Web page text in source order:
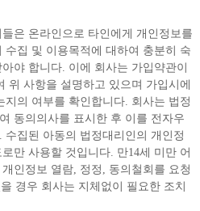
은 온라인으로 타인에게 개인정보를
수집 및 이용목적에 대하여 충분히 숙
야 합니다. 이에 회사는 가입약관이
위 사항을 설명하고 있으며 가입시에
의 여부를 확인합니다. 회사는 법정
동의의사를 표시한 후 이를 전자우
집된 아동의 법정대리인의 개인정
만 사용할 것입니다. 만14세 미만 어
인정보 열람, 정정, 동의철회를 요청
경우 회사는 지체없이 필요한 조치